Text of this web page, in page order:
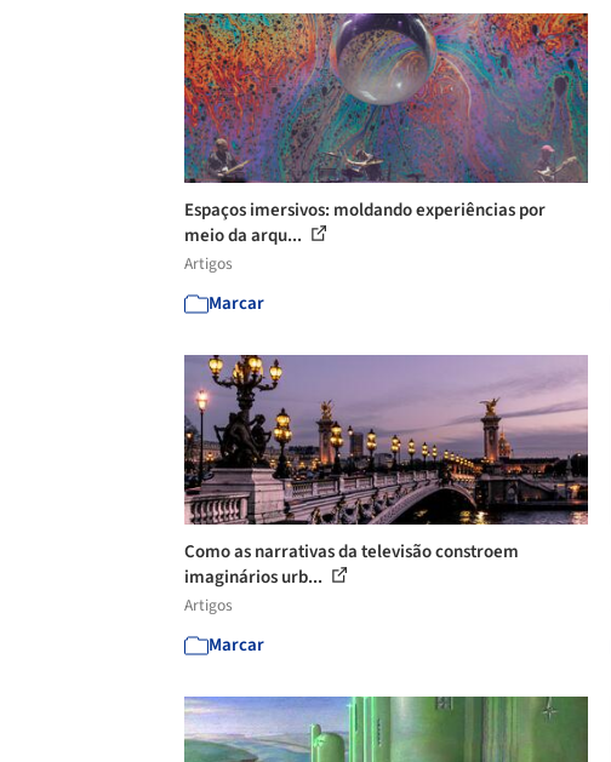
Espaços imersivos: moldando experiências por
meio da arqu...
Artigos
Marcar
Como as narrativas da televisão constroem
imaginários urb...
Artigos
Marcar